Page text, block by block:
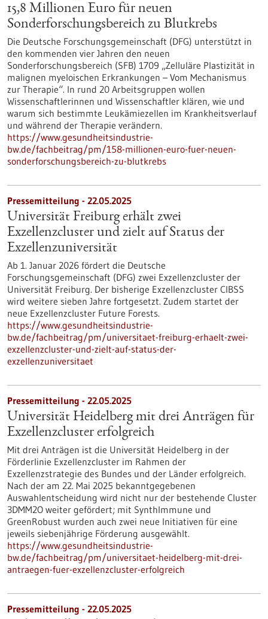
15,8 Millionen Euro für neuen
Sonderforschungsbereich zu Blutkrebs
Die Deutsche Forschungsgemeinschaft (DFG) unterstützt in
den kommenden vier Jahren den neuen
Sonderforschungsbereich (SFB) 1709 „Zelluläre Plastizität in
malignen myeloischen Erkrankungen – Vom Mechanismus
zur Therapie“. In rund 20 Arbeitsgruppen wollen
Wissenschaftlerinnen und Wissenschaftler klären, wie und
warum sich bestimmte Leukämiezellen im Krankheitsverlauf
und während der Therapie verändern.
https://www.gesundheitsindustrie-
bw.de/fachbeitrag/pm/158-millionen-euro-fuer-neuen-
sonderforschungsbereich-zu-blutkrebs
Pressemitteilung - 22.05.2025
Universität Freiburg erhält zwei
Exzellenzcluster und zielt auf Status der
Exzellenzuniversität
Ab 1. Januar 2026 fördert die Deutsche
Forschungsgemeinschaft (DFG) zwei Exzellenzcluster der
Universität Freiburg. Der bisherige Exzellenzcluster CIBSS
wird weitere sieben Jahre fortgesetzt. Zudem startet der
neue Exzellenzcluster Future Forests.
https://www.gesundheitsindustrie-
bw.de/fachbeitrag/pm/universitaet-freiburg-erhaelt-zwei-
exzellenzcluster-und-zielt-auf-status-der-
exzellenzuniversitaet
Pressemitteilung - 22.05.2025
Universität Heidelberg mit drei Anträgen für
Exzellenzcluster erfolgreich
Mit drei Anträgen ist die Universität Heidelberg in der
Förderlinie Exzellenzcluster im Rahmen der
Exzellenzstrategie des Bundes und der Länder erfolgreich.
Nach der am 22. Mai 2025 bekanntgegebenen
Auswahlentscheidung wird nicht nur der bestehende Cluster
3DMM2O weiter gefördert; mit SynthImmune und
GreenRobust wurden auch zwei neue Initiativen für eine
jeweils siebenjährige Förderung ausgewählt.
https://www.gesundheitsindustrie-
bw.de/fachbeitrag/pm/universitaet-heidelberg-mit-drei-
antraegen-fuer-exzellenzcluster-erfolgreich
Pressemitteilung - 22.05.2025